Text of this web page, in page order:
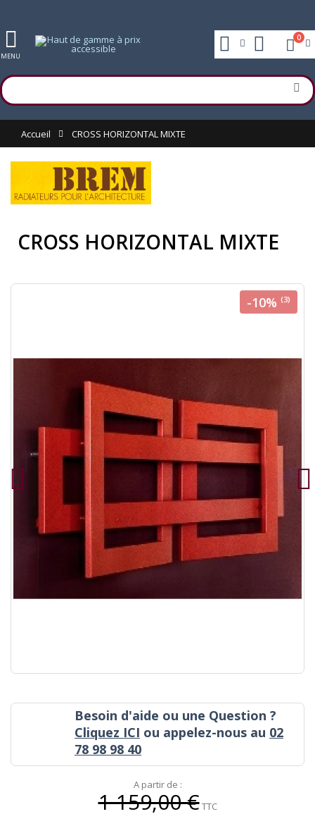
MENU
0
Accueil CROSS HORIZONTAL MIXTE
CROSS HORIZONTAL MIXTE
-10% (3)
Besoin d'aide ou une Question ?
Cliquez ICI ou appelez-nous au 02
78 98 98 40
A partir de :
1 159,00 €TTC